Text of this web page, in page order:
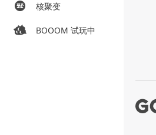
核聚变
BOOOM 试玩中